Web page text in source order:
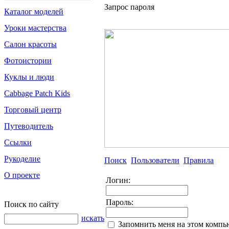
Каталог моделей
Уроки мастерства
Салон красоты
Фотоистории
Куклы и люди
Cabbage Patch Kids
Торговый центр
Путеводитель
Ссылки
Рукоделие
О проекте
Поиск по сайту
искать
Запрос пароля
Поиск Пользователи Правила
Логин:
Пароль:
Запомнить меня на этом